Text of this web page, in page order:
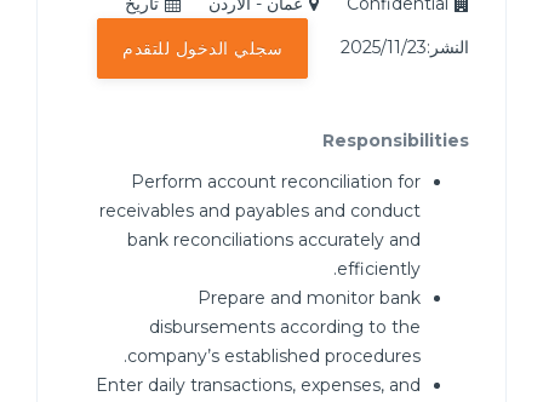
النشر:2025/11/23
سجلي الدخول للتقدم
Responsibilities
Perform account reconciliation for
receivables and payables and conduct
bank reconciliations accurately and
efficiently.
Prepare and monitor bank
disbursements according to the
company’s established procedures.
Enter daily transactions, expenses, and